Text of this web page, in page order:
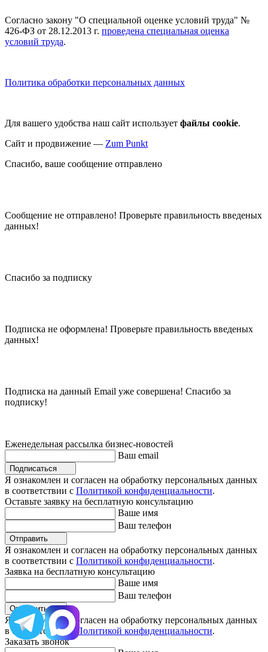
Согласно закону "О специальной оценке условий труда" №
426-ФЗ от 28.12.2013 г. проведена специальная оценка
условий труда.
Политика обработки персональных данных
Для вашего удобства наш сайт использует файлы cookie.
Сайт и продвижение — Zum Punkt
Спасибо, ваше сообщение отправлено
Сообщение не отправлено! Проверьте правильность введеных
данных!
Спасибо за подписку
Подписка не оформлена! Проверьте правильность введеных
данных!
Подписка на данный Email уже совершена! Спасибо за
подписку!
Еженедельная рассылка бизнес-новостей
Ваш email
Подписаться
Я ознакомлен и согласен на обработку персональных данных
в соответствии с Политикой конфиденциальности.
Оставьте заявку на бесплатную консультацию
Ваше имя
Ваш телефон
Отправить
Я ознакомлен и согласен на обработку персональных данных
в соответствии с Политикой конфиденциальности.
Заявка на бесплатную консультацию
Ваше имя
Ваш телефон
Отправить
Я ознакомлен и согласен на обработку персональных данных
в соответствии с Политикой конфиденциальности.
Заказать звонок